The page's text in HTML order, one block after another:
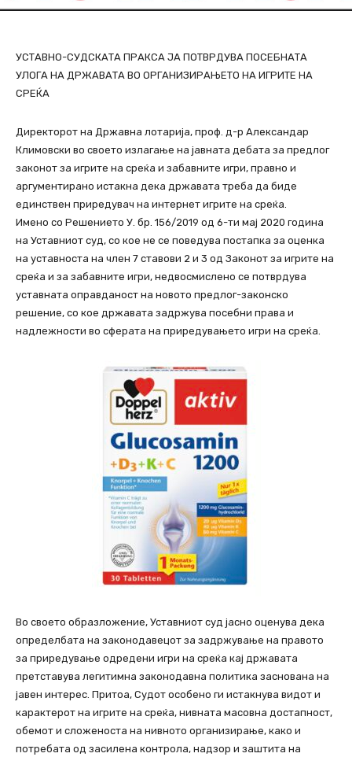
УСТАВНО-СУДСКАТА ПРАКСА ЈА ПОТВРДУВА ПОСЕБНАТА
УЛОГА НА ДРЖАВАТА ВО ОРГАНИЗИРАЊЕТО НА ИГРИТЕ НА
СРЕЌА
Директорот на Државна лотарија, проф. д-р Александар
Климовски во своето излагање на јавната дебата за предлог
законот за игрите на среќа и забавните игри, правно и
аргументирано истакна дека државата треба да биде
единствен приредувач на интернет игрите на среќа.
Имено со Решението У. бр. 156/2019 од 6-ти мај 2020 година
на Уставниот суд, со кое не се поведува постапка за оценка
на уставноста на член 7 ставови 2 и 3 од Законот за игрите на
среќа и за забавните игри, недвосмислено се потврдува
уставната оправданост на новото предлог-законско
решение, со кое државата задржува посебни права и
надлежности во сферата на приредувањето игри на среќа.
Во своето образложение, Уставниот суд јасно оценува дека
определбата на законодавецот за задржување на правото
за приредување одредени игри на среќа кај државата
претставува легитимна законодавна политика заснована на
јавен интерес. Притоа, Судот особено ги истакнува видот и
карактерот на игрите на среќа, нивната масовна достапност,
обемот и сложеноста на нивното организирање, како и
потребата од засилена контрола, надзор и заштита на